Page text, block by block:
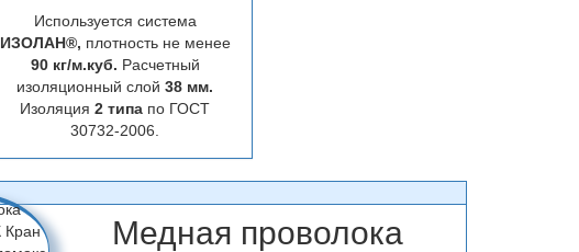
Используется система
ИЗОЛАН®, плотность не менее
90 кг/м.куб. Расчетный
изоляционный слой38 мм.
Изоляция2 типа по ГОСТ
30732-2006.
Медная проволока